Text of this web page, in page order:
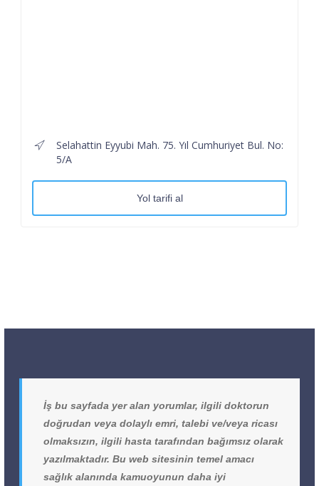
Selahattin Eyyubi Mah. 75. Yıl Cumhuriyet Bul. No:
5/A
Yol tarifi al
İş bu sayfada yer alan yorumlar, ilgili doktorun
doğrudan veya dolaylı emri, talebi ve/veya ricası
olmaksızın, ilgili hasta tarafından bağımsız olarak
yazılmaktadır. Bu web sitesinin temel amacı
sağlık alanında kamuoyunun daha iyi